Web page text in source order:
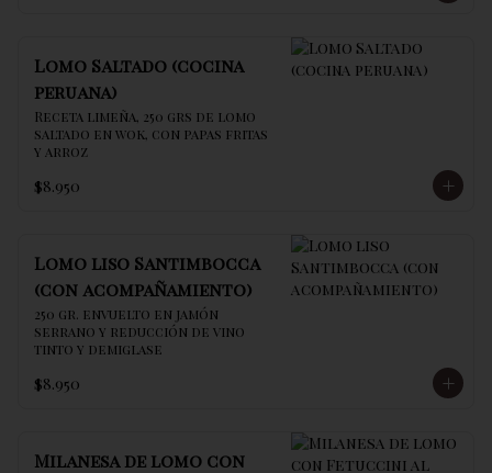
Lomo Saltado (cocina
peruana)
Receta limeña, 250 grs de lomo
saltado en wok, con papas fritas
y arroz
$8.950
Lomo liso Santimbocca
(con acompañamiento)
250 gr. envuelto en jamón
serrano y reducción de vino
tinto y demiglase
$8.950
Milanesa de lomo con